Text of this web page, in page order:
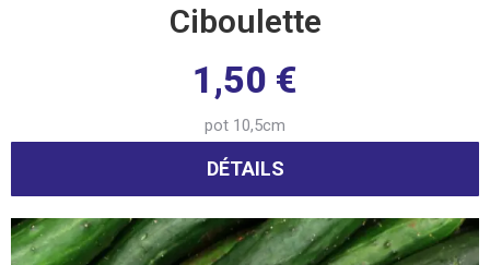
Ciboulette
1,50 €
pot 10,5cm
DÉTAILS